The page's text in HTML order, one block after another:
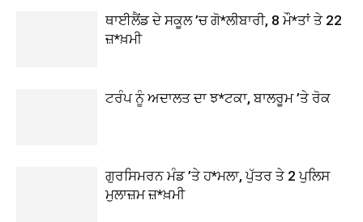
ਥਾਈਲੈਂਡ ਦੇ ਸਕੂਲ ’ਚ ਗੋ*ਲੀਬਾਰੀ, 8 ਮੌ*ਤਾਂ ਤੇ 22
ਜ਼*ਖ਼ਮੀ
ਟਰੰਪ ਨੂੰ ਅਦਾਲਤ ਦਾ ਝ*ਟਕਾ, ਬਾਲਰੂਮ ’ਤੇ ਰੋਕ
ਗੁਰਸਿਮਰਨ ਮੰਡ ’ਤੇ ਹ*ਮਲਾ, ਪੁੱਤਰ ਤੇ 2 ਪੁਲਿਸ
ਮੁਲਾਜ਼ਮ ਜ਼*ਖ਼ਮੀ